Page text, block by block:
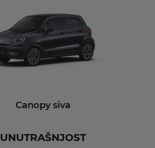
Canopy siva
UNUTRAŠNJOST